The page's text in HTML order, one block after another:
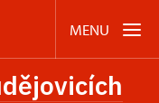
MENU